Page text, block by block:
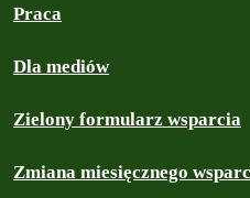
Praca
Dla mediów
Zielony formularz wsparcia
Zmiana miesięcznego